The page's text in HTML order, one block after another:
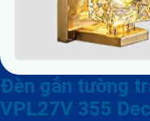
Đèn gắn tường
VPL27V 355